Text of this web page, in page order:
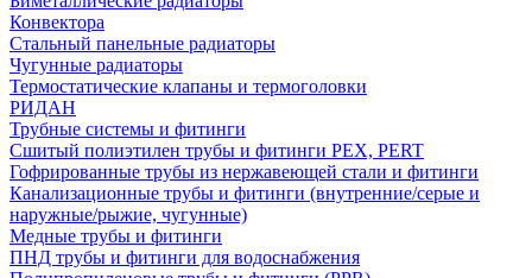
Конвектора
Стальный панельные радиаторы
Чугунные радиаторы
Термостатические клапаны и термоголовки
РИДАН
Трубные системы и фитинги
Сшитый полиэтилен трубы и фитинги PEX, PERT
Гофрированные трубы из нержавеющей стали и фитинги
Канализационные трубы и фитинги (внутренние/серые и
наружные/рыжие, чугунные)
Медные трубы и фитинги
ПНД трубы и фитинги для водоснабжения